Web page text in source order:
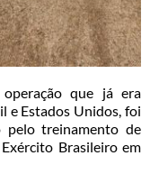
que já era
e Estados Unidos, foi
pelo treinamento de
Brasileiro em